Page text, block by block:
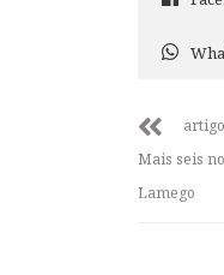
Mais seis
Lamego